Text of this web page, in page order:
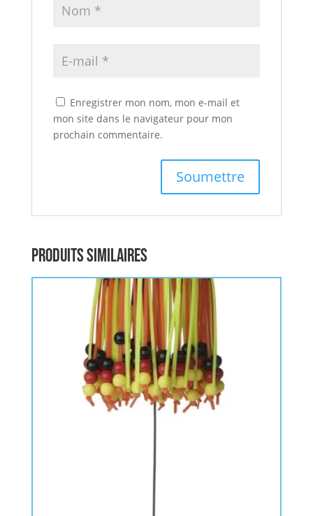
Enregistrer mon nom, mon e-mail et
mon site dans le navigateur pour mon
prochain commentaire.
Produits similaires